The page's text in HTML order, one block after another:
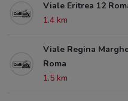
Viale Eritrea 12
1.4 km
Viale Regina
Roma
1.5 km